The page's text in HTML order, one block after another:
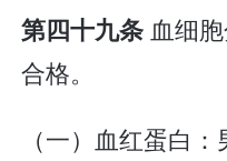
第四十九条血细
合格。
（一）血红蛋白